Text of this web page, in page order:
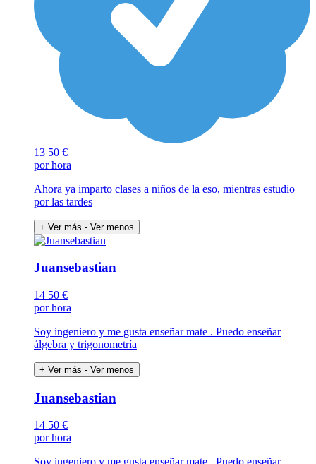
13 50 €
por hora
Ahora ya imparto clases a niños de la eso, mientras estudio
por las tardes
+ Ver más - Ver menos
Juansebastian
14 50 €
por hora
Soy ingeniero y me gusta enseñar mate . Puedo enseñar
álgebra y trigonometría
+ Ver más - Ver menos
Juansebastian
14 50 €
por hora